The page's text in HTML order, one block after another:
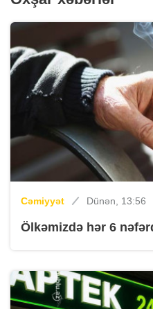
Cəmiyyət Dünən, 13:56
Ölkəmizdə hər 6